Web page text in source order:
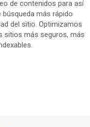
de contenidos para así
más rápido
del sitio. Optimizamos
sitios más seguros, más